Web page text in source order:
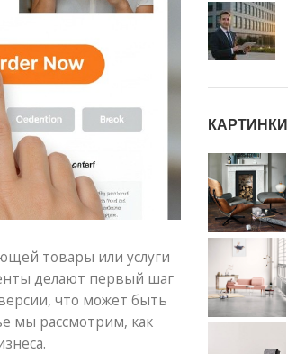
товары или услуги
делают первый шаг
что может быть
мы рассмотрим, как
КАРТИНКИ